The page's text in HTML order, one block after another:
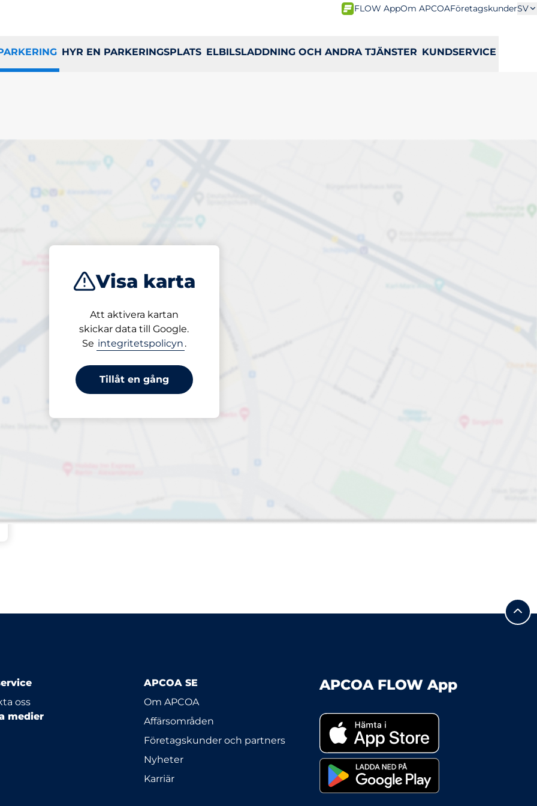
FLOW AppOm APCOAFöretagskunderSV
HYR EN PARKERINGSPLATS ELBILSLADDNING OCH ANDRA TJÄNSTER KUNDSERVICE
Visa karta
Att aktivera kartan
skickar data till Google.
Se integritetspolicyn .
Tillåt en gång
i
Närmast
oss
medier
APCOA SE
Om APCOA
Affärsområden
Företagskunder och partners
Nyheter
Karriär
APCOA FLOW App